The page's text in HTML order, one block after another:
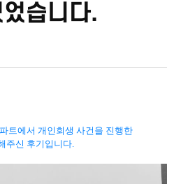
습니다.
트에서 개인회생 사건을 진행한
주신 후기입니다.